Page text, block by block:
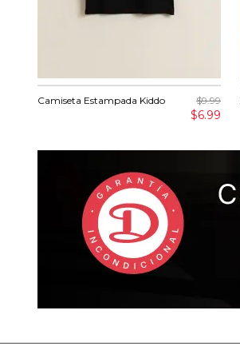
Camiseta Estampada Kiddo $9.99
$6.99